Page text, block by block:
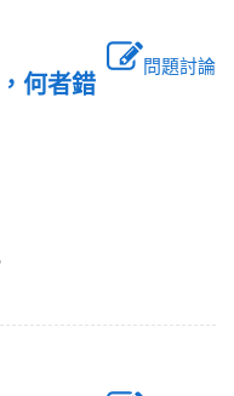
問題討論
何者錯